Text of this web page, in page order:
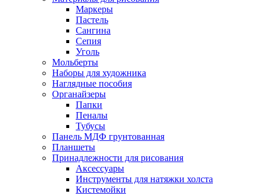
Маркеры
Пастель
Сангина
Сепия
Уголь
Мольберты
Наборы для художника
Наглядные пособия
Органайзеры
Папки
Пеналы
Тубусы
Панель МДФ грунтованная
Планшеты
Принадлежности для рисования
Аксессуары
Инструменты для натяжки холста
Кистемойки